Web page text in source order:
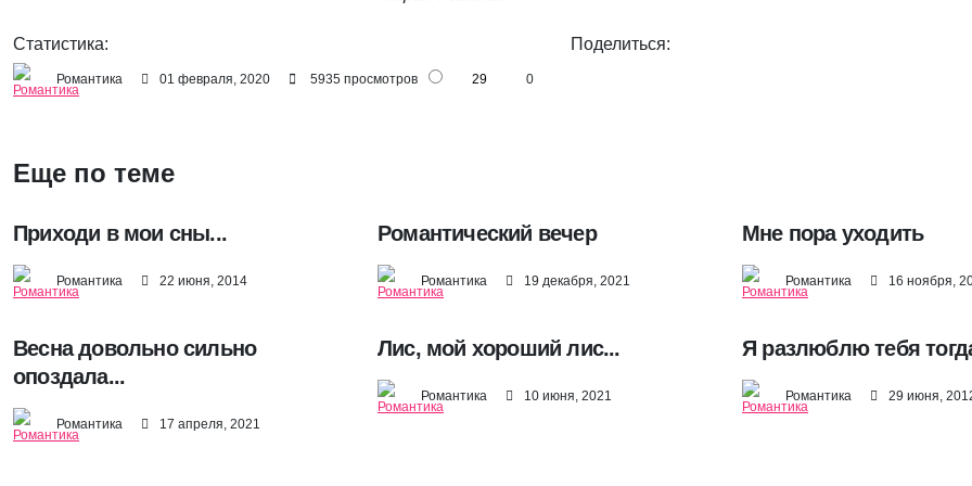
Статистика:
Романтика 01 февраля, 2020 5935 просмотров 29 0
Поделиться:
Еще по теме
Приходи в мои сны...
Романтика 22 июня, 2014
Романтический вечер
Романтика 19 декабря, 2021
Мне пора уходить
Романтика 16 ноября,
Весна довольно сильно
опоздала...
Романтика 17 апреля, 2021
Лис, мой хороший лис...
Романтика 10 июня, 2021
Я разлюблю тебя
Романтика 29 июня,